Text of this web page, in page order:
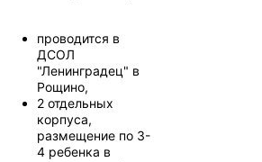
проводится в
ДСОЛ
"Ленинградец" в
Рощино,
2 отдельных
корпуса,
размещение по 3-
4 ребенка в